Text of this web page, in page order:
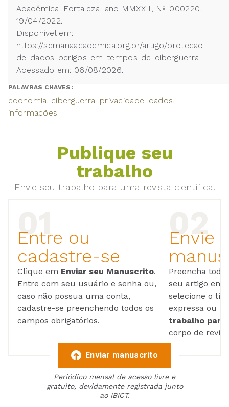
Acadêmica. Fortaleza, ano MMXXII, Nº. 000220,
19/04/2022.
Disponível em:
https://semanaacademica.org.br/artigo/protecao-
de-dados-perigos-em-tempos-de-ciberguerra
Acessado em: 06/08/2026.
PALAVRAS CHAVES:
economia. ciberguerra. privacidade. dados.
informações
Publique seu
trabalho
Envie seu trabalho para uma revista científica.
Entre ou
cadastre-se
Clique em Enviar seu Manuscrito.
Entre com seu usuário e senha ou,
caso não possua uma conta,
cadastre-se preenchendo todos os
campos obrigatórios.
Envie
Preencha
seu artigo em
selecione o
expressa ou
trabalho para
corpo de
Enviar manuscrito
Periódico mensal de acesso livre e
gratuito, devidamente registrada junto
ao IBICT.